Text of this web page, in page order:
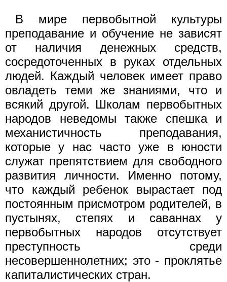
В мире первобытной культуры
преподавание и обучение не зависят
от наличия денежных средств,
сосредоточенных в руках отдельных
людей. Каждый человек имеет право
овладеть теми же знаниями, что и
всякий другой. Школам первобытных
народов неведомы также спешка и
механистичность преподавания,
которые у нас часто уже в юности
служат препятствием для свободного
развития личности. Именно потому,
что каждый ребенок вырастает под
постоянным присмотром родителей, в
пустынях, степях и саваннах у
первобытных народов отсутствует
преступность среди
несовершеннолетних; это - проклятье
капиталистических стран.